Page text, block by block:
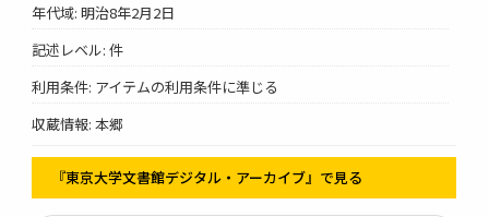
年代域: 明治8年2月2日
記述レベル: 件
利用条件: アイテムの利用条件に準じる
収蔵情報: 本郷
『東京大学文書館デジタル・アーカイブ』で見る